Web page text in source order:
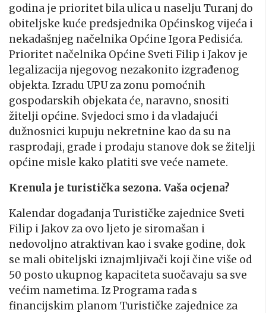
godina je prioritet bila ulica u naselju Turanj do
obiteljske kuće predsjednika Općinskog vijeća i
nekadašnjeg načelnika Općine Igora Pedisića.
Prioritet načelnika Općine Sveti Filip i Jakov je
legalizacija njegovog nezakonito izgrađenog
objekta. Izradu UPU za zonu pomoćnih
gospodarskih objekata će, naravno, snositi
žitelji općine. Svjedoci smo i da vladajući
dužnosnici kupuju nekretnine kao da su na
rasprodaji, grade i prodaju stanove dok se žitelji
općine misle kako platiti sve veće namete.
Krenula je turistička sezona. Vaša ocjena?
Kalendar događanja Turističke zajednice Sveti
Filip i Jakov za ovo ljeto je siromašan i
nedovoljno atraktivan kao i svake godine, dok
se mali obiteljski iznajmljivači koji čine više od
50 posto ukupnog kapaciteta suočavaju sa sve
većim nametima. Iz Programa rada s
financijskim planom Turističke zajednice za